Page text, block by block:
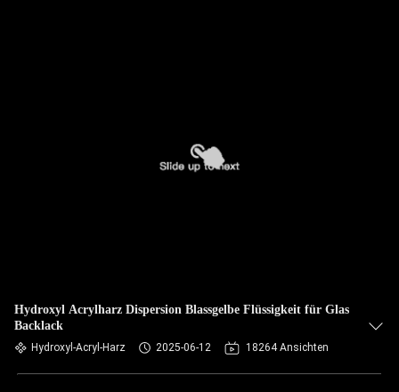
Hydroxyl Acrylharz Dispersion Blassgelbe Flüssigkeit für Glas
Backlack
Hydroxyl-Acryl-Harz 2025-06-12 18264 Ansichten